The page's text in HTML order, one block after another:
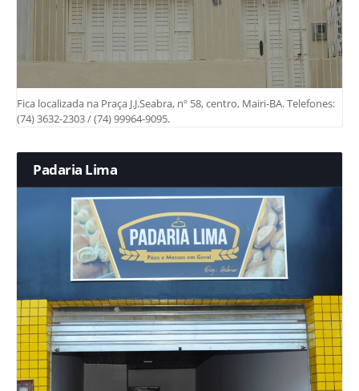
Fica localizada na Praça J.J.Seabra, nº 58, centro, Mairi-BA. Telefones:
(74) 3632-2303 / (74) 99964-9095.
Padaria Lima